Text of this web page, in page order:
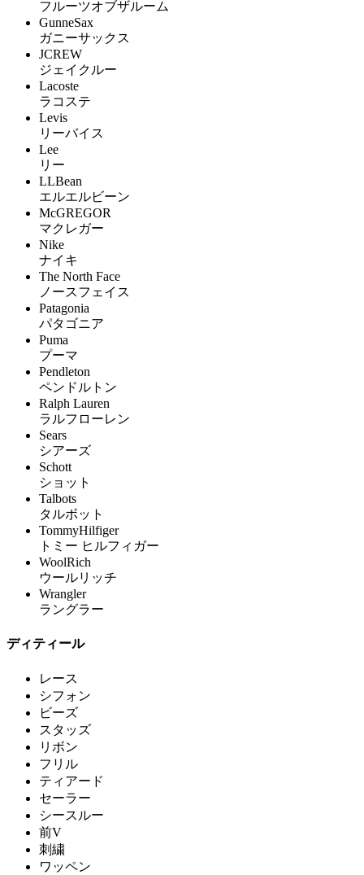
フルーツオブザルーム
GunneSax
ガニーサックス
JCREW
ジェイクルー
Lacoste
ラコステ
Levis
リーバイス
Lee
リー
LLBean
エルエルビーン
McGREGOR
マクレガー
Nike
ナイキ
The North Face
ノースフェイス
Patagonia
パタゴニア
Puma
プーマ
Pendleton
ペンドルトン
Ralph Lauren
ラルフローレン
Sears
シアーズ
Schott
ショット
Talbots
タルボット
TommyHilfiger
トミー ヒルフィガー
WoolRich
ウールリッチ
Wrangler
ラングラー
ディティール
レース
シフォン
ビーズ
スタッズ
リボン
フリル
ティアード
セーラー
シースルー
前V
刺繍
ワッペン